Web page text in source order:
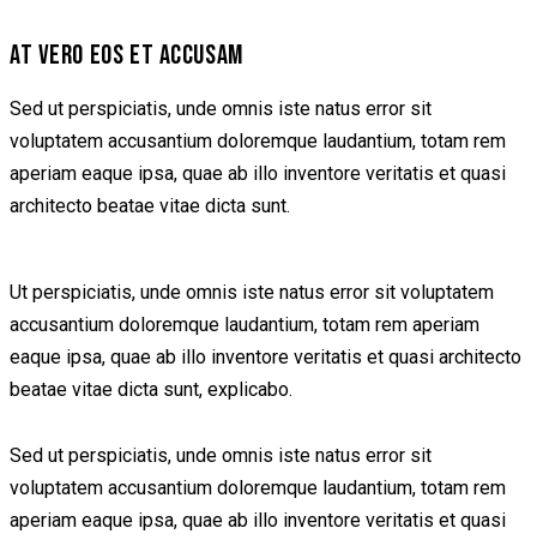
AT VERO EOS ET ACCUSAM
Sed ut perspiciatis, unde omnis iste natus error sit
voluptatem accusantium doloremque laudantium, totam rem
aperiam eaque ipsa, quae ab illo inventore veritatis et quasi
architecto beatae vitae dicta sunt.
Ut perspiciatis, unde omnis iste natus error sit voluptatem
accusantium doloremque laudantium, totam rem aperiam
eaque ipsa, quae ab illo inventore veritatis et quasi architecto
beatae vitae dicta sunt, explicabo.
Sed ut perspiciatis, unde omnis iste natus error sit
voluptatem accusantium doloremque laudantium, totam rem
aperiam eaque ipsa, quae ab illo inventore veritatis et quasi